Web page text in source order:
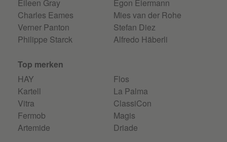
Eileen Gray
Charles Eames
Verner Panton
Philippe Starck
Egon Eiermann
Mies van der Rohe
Stefan Diez
Alfredo Häberli
Top merken
HAY
Kartell
Vitra
Fermob
Artemide
Flos
La Palma
ClassiCon
Magis
Driade